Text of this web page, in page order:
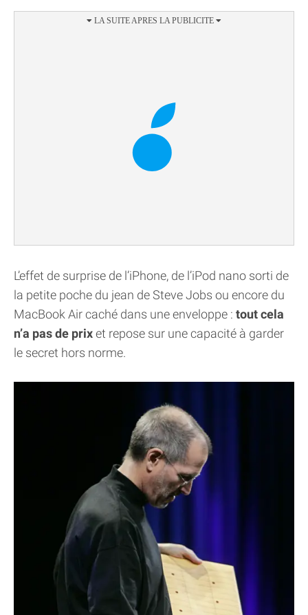
L’effet de surprise de l’iPhone, de l’iPod nano sorti de
la petite poche du jean de Steve Jobs ou encore du
MacBook Air caché dans une enveloppe : tout cela
n’a pas de prixet repose sur une capacité à garder
le secret hors norme.